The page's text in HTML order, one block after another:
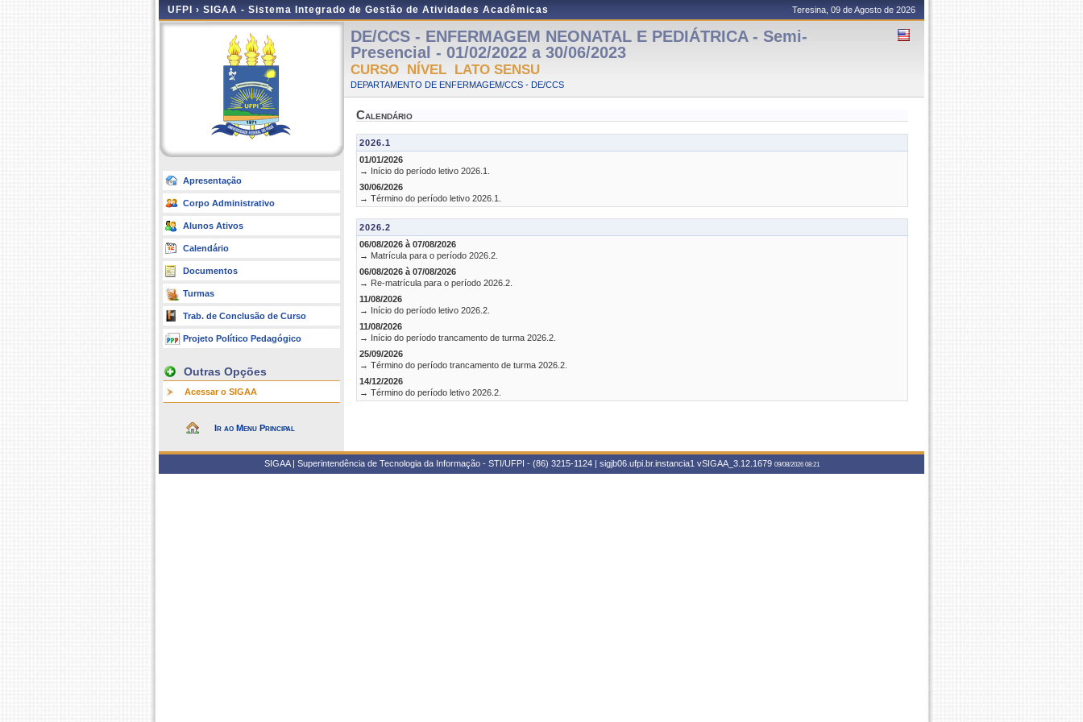
UFPI › SIGAA - Sistema Integrado de Gestão de Atividades Acadêmicas Teresina, 09 de Agosto de 2026
Apresentação
Corpo Administrativo
Alunos Ativos
Calendário
Documentos
Turmas
Trab. de Conclusão de Curso
Projeto Político Pedagógico
Outras Opções
Acessar o SIGAA
Ir ao Menu Principal
DE/CCS - ENFERMAGEM NEONATAL E PEDIÁTRICA - Semi-
Presencial - 01/02/2022 a 30/06/2023
CURSO NÍVEL LATO SENSU
DEPARTAMENTO DE ENFERMAGEM/CCS - DE/CCS
Calendário
2026.1
01/01/2026
→ Início do período letivo 2026.1.
30/06/2026
→ Término do período letivo 2026.1.
2026.2
06/08/2026 à 07/08/2026
→ Matrícula para o período 2026.2.
06/08/2026 à 07/08/2026
→ Re-matrícula para o período 2026.2.
11/08/2026
→ Início do período letivo 2026.2.
11/08/2026
→ Início do período trancamento de turma 2026.2.
25/09/2026
→ Término do período trancamento de turma 2026.2.
14/12/2026
→ Término do período letivo 2026.2.
SIGAA | Superintendência de Tecnologia da Informação - STI/UFPI - (86) 3215-1124 | sigjb06.ufpi.br.instancia1 vSIGAA_3.12.1679 09/08/2026 08:21